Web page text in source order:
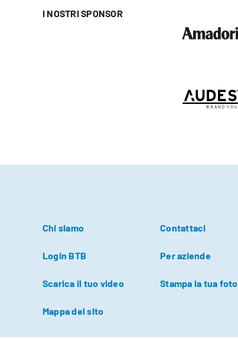
I NOSTRI SPONSOR
Chi siamo Contattaci
Login BTB Per aziende
Scarica il tuo video Stampa la tua foto
Mappa del sito